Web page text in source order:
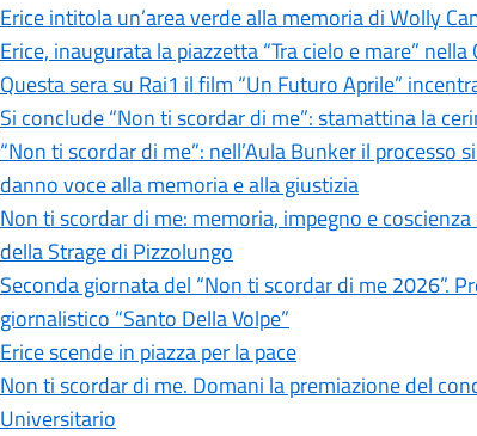
Erice intitola un’area verde alla memoria di Wolly
Erice, inaugurata la piazzetta “Tra cielo e mare”
Questa sera su Rai1 il film “Un Futuro Aprile”
Si conclude “Non ti scordar di me”: stamattina la
“Non ti scordar di me”: nell’Aula Bunker il
danno voce alla memoria e alla giustizia
Non ti scordar di me: memoria, impegno e
della Strage di Pizzolungo
Seconda giornata del “Non ti scordar di me 2026”.
giornalistico “Santo Della Volpe”
Erice scende in piazza per la pace
Non ti scordar di me. Domani la premiazione del
Universitario